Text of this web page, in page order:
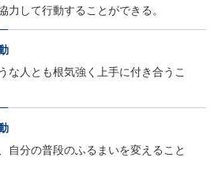
力して行動することができる。
な人とも根気強く上手に付き合うこ
自分の普段のふるまいを変えること